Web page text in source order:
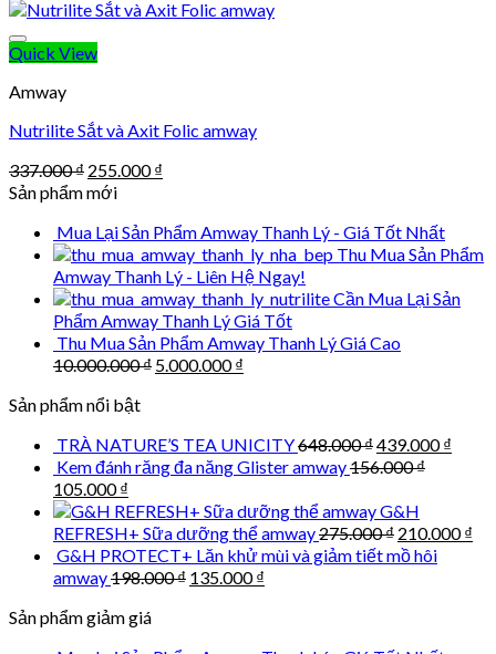
Quick View
Amway
Nutrilite Sắt và Axit Folic amway
337.000₫ Original
price
337.000 ₫.
255.000₫
255.000 ₫.
Sản phẩm mới
Mua Lại Sản Phẩm Amway Thanh Lý - Giá Tốt Nhất
Thu Mua Sản Phẩm
Amway Thanh Lý - Liên Hệ Ngay!
Cần Mua Lại Sản
Phẩm Amway Thanh Lý Giá Tốt
Thu Mua Sản Phẩm Amway Thanh Lý Giá Cao
10.000.000₫ Original
5.000.000₫
Sản phẩm nổi bật
TRÀ NATURE’S TEA UNICITY648.000₫Original
price
648.000 ₫.
439.000₫
Kem đánh răng đa năng Glister amway156.000₫
Original
price
was:
156.000 ₫.
105.000₫
price
is:
105.000 ₫.
G&H
REFRESH+ Sữa dưỡng thể amway275.000₫ Original
price
210.000₫
G&H PROTECT+ Lăn khử mùi và giảm tiết mồ hôi
amway198.000₫ Original
135.000₫
Sản phẩm giảm giá